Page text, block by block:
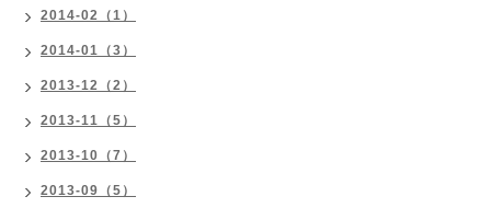
2014-02（1）
2014-01（3）
2013-12（2）
2013-11（5）
2013-10（7）
2013-09（5）